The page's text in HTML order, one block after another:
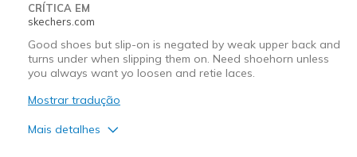
CRÍTICA EM
skechers.com
Good shoes but slip-on is negated by weak upper back and
turns under when slipping them on. Need shoehorn unless
you always want yo loosen and retie laces.
Mostrar tradução
Mais detalhes